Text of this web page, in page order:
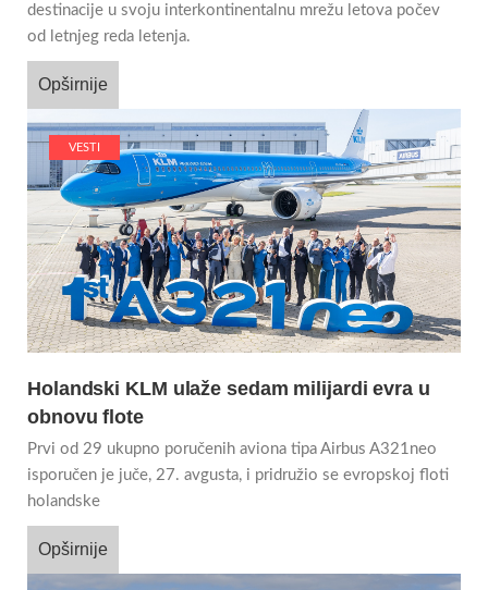
destinacije u svoju interkontinentalnu mrežu letova počev
od letnjeg reda letenja.
Opširnije
VESTI
Holandski KLM ulaže sedam milijardi evra u
obnovu flote
Prvi od 29 ukupno poručenih aviona tipa Airbus A321neo
isporučen je juče, 27. avgusta, i pridružio se evropskoj floti
holandske
Opširnije